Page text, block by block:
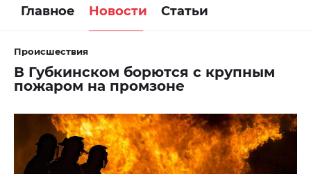
Главное Новости Статьи
Происшествия
В Губкинском борются с крупным
пожаром на промзоне